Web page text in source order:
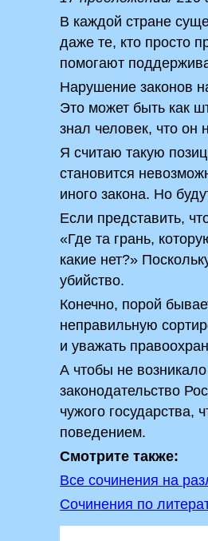
В каждой стране
даже те, кто просто
помогают
Нарушение законов
Это может быть как
знал человек, что он
Я считаю такую
становится
иного закона. Но
Если представить,
«Где та грань,
какие нет?»
убийство.
Конечно, порой
неправильную
и уважать
А чтобы не
законодательство
чужого государства,
поведением.
Смотрите также:
Все сочинения на
Сочинения по